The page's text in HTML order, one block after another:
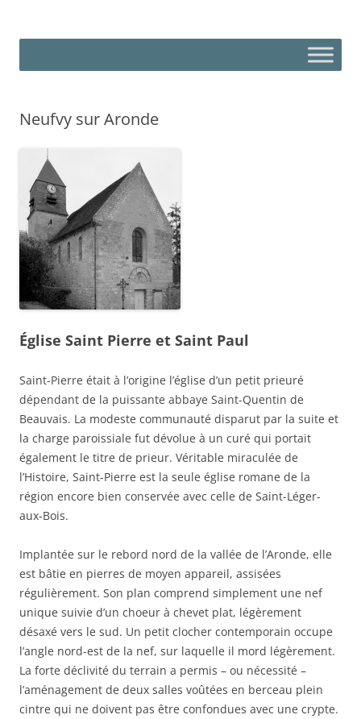
Neufvy sur Aronde
Église Saint Pierre et Saint Paul
Saint-Pierre était à l’origine l’église d’un petit prieuré
dépendant de la puissante abbaye Saint-Quentin de
Beauvais. La modeste communauté disparut par la suite et
la charge paroissiale fut dévolue à un curé qui portait
également le titre de prieur. Véritable miraculée de
l’Histoire, Saint-Pierre est la seule église romane de la
région encore bien conservée avec celle de Saint-Léger-
aux-Bois.
Implantée sur le rebord nord de la vallée de l’Aronde, elle
est bâtie en pierres de moyen appareil, assisées
régulièrement. Son plan comprend simplement une nef
unique suivie d’un choeur à chevet plat, légèrement
désaxé vers le sud. Un petit clocher contemporain occupe
l’angle nord-est de la nef, sur laquelle il mord légèrement.
La forte déclivité du terrain a permis – ou nécessité –
l’aménagement de deux salles voûtées en berceau plein
cintre qui ne doivent pas être confondues avec une crypte.